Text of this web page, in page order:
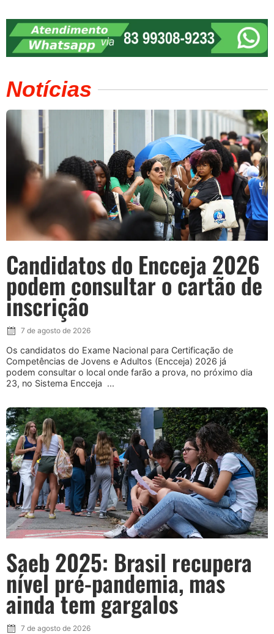
Notícias
Candidatos do Encceja 2026
podem consultar o cartão de
inscrição
7 de agosto de 2026
Os candidatos do Exame Nacional para Certificação de
Competências de Jovens e Adultos (Encceja) 2026 já
podem consultar o local onde farão a prova, no próximo dia
23, no Sistema Encceja ...
Saeb 2025: Brasil recupera
nível pré-pandemia, mas
ainda tem gargalos
7 de agosto de 2026